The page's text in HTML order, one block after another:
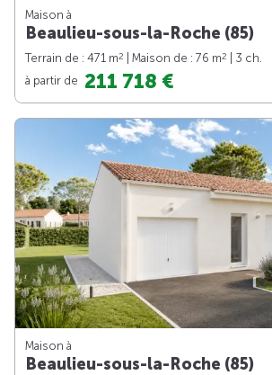
Maison à
Beaulieu-sous-la-Roche (85)
Terrain de : 471 m2 | Maison de : 76 m2
| 3 ch.
à partir de 211 718 €
Maison à
Beaulieu-sous-la-Roche (85)